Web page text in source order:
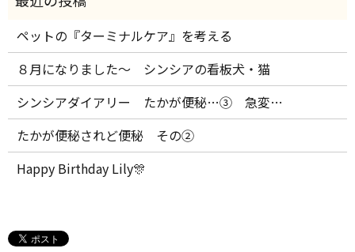
ペットの『ターミナルケア』を考える
８月になりました～ シンシアの看板犬・猫
シンシアダイアリー たかが便秘…③ 急変…
たかが便秘されど便秘 その②
Happy Birthday Lily🎊